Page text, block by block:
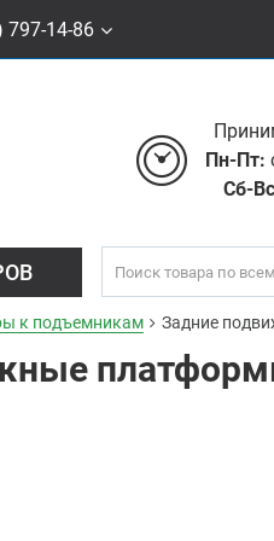
797-14-86
Пн-Пт:
Сб-
к подъемникам Задние